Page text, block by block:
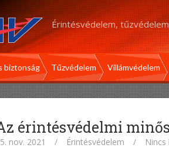
Érintésvédelem,
biztonság Tűzvédelem Villámvédelem
érintésvédelmi
nov. 2021 / Érintésvédelem /